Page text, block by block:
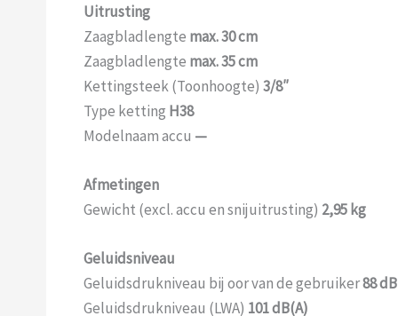
Uitrusting
Zaagbladlengte max. 30 cm
Zaagbladlengte max. 35 cm
Kettingsteek (Toonhoogte) 3/8″
Type ketting H38
Modelnaam accu —
Afmetingen
Gewicht (excl. accu en snijuitrusting) 2,95 kg
Geluidsniveau
Geluidsdrukniveau bij oor van de gebruiker88
Geluidsdrukniveau (LWA) 101 dB(A)